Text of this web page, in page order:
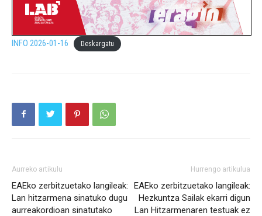
INFO 2026-01-16 Deskargatu
Aurreko artikulu
EAEko zerbitzuetako langileak:
Lan hitzarmena sinatuko dugu
aurreakordioan sinatutako
Hurrengo artikulua
EAEko zerbitzuetako langileak:
Hezkuntza Sailak ekarri digun
Lan Hitzarmenaren testuak ez